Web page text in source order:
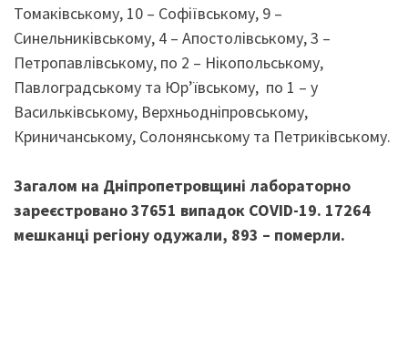
Томаківському, 10 ­– Софіївському, 9 –
Синельниківському, 4 – Апостолівському, 3 –
Петропавлівському, по 2 – Нікопольському,
Павлоградському та Юр’ївському, по 1 – у
Васильківському, Верхньодніпровському,
Криничанському, Солонянському та Петриківському.
Загалом на Дніпропетровщині лабораторно
зареєстровано 37651 випадок COVID-19. 17264
мешканці регіону одужали, 893 – померли.